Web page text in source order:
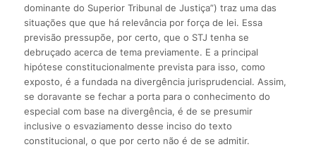
dominante do Superior Tribunal de Justiça”) traz uma das
situações que que há relevância por força de lei. Essa
previsão pressupõe, por certo, que o STJ tenha se
debruçado acerca de tema previamente. E a principal
hipótese constitucionalmente prevista para isso, como
exposto, é a fundada na divergência jurisprudencial. Assim,
se doravante se fechar a porta para o conhecimento do
especial com base na divergência, é de se presumir
inclusive o esvaziamento desse inciso do texto
constitucional, o que por certo não é de se admitir.